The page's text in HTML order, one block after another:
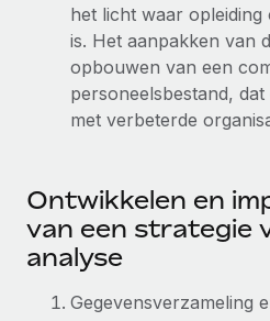
Achtergrondonderzoek
Vereenvoudig het
kandidaten
Compliance Watchtower
Apparaatbeheer
Lever en track wereldwijd
Entiteiten oprichten
CASESTUDY'S
Support
Alle bronnen bekijken
EOR en PEO
Contractor Management
Belastingen
het licht waar
is. Het aanpakken van
opbouwen van een
personeelsbestand,
met verbeterde
Ontwikkelen en
van een strategie
analyse
Gegevensverzameling